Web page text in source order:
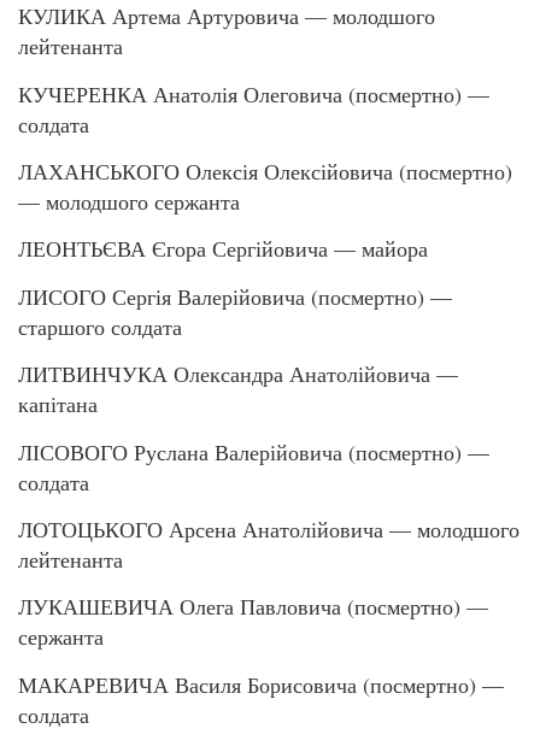
КУЛИКА Артема Артуровича — молодшого
лейтенанта
КУЧЕРЕНКА Анатолія Олеговича (посмертно) —
солдата
ЛАХАНСЬКОГО Олексія Олексійовича (посмертно)
— молодшого сержанта
ЛЕОНТЬЄВА Єгора Сергійовича — майора
ЛИСОГО Сергія Валерійовича (посмертно) —
старшого солдата
ЛИТВИНЧУКА Олександра Анатолійовича —
капітана
ЛІСОВОГО Руслана Валерійовича (посмертно) —
солдата
ЛОТОЦЬКОГО Арсена Анатолійовича — молодшого
лейтенанта
ЛУКАШЕВИЧА Олега Павловича (посмертно) —
сержанта
МАКАРЕВИЧА Василя Борисовича (посмертно) —
солдата